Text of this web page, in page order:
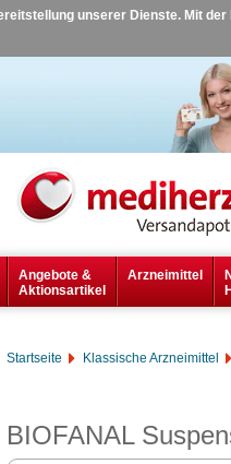
unserer Dienste. Mit
Angebote &
Aktionsartikel
Arzneimittel
Startseite Klassische Arzneimittel
BIOFANAL